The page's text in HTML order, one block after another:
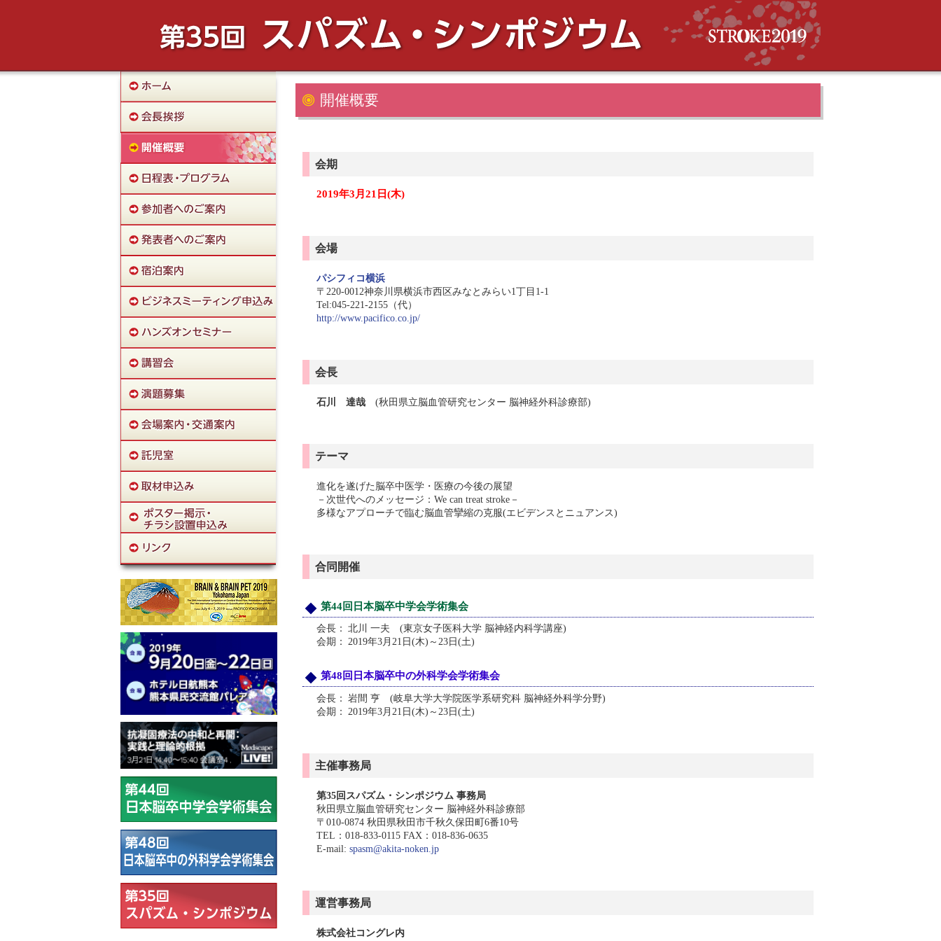
開催概要
会期
2019年3月21日(木)
会場
パシフィコ横浜
〒220-0012神奈川県横浜市西区みなとみらい1丁目1-1
Tel:045-221-2155（代）
http://www.pacifico.co.jp/
会長
石川 達哉 (秋田県立脳血管研究センター 脳神経外科診療部)
テーマ
進化を遂げた脳卒中医学・医療の今後の展望
－次世代へのメッセージ：We can treat stroke－
多様なアプローチで臨む脳血管攣縮の克服(エビデンスとニュアンス)
合同開催
第44回日本脳卒中学会学術集会
会長： 北川 一夫 (東京女子医科大学 脳神経内科学講座)
会期： 2019年3月21日(木)～23日(土)
第48回日本脳卒中の外科学会学術集会
会長： 岩間 亨 (岐阜大学大学院医学系研究科 脳神経外科学分野)
会期：
2019年3月21日(木)～23日(土)
主催事務局
第35回スパズム・シンポジウム 事務局
秋田県立脳血管研究センター 脳神経外科診療部
〒010-0874 秋田県秋田市千秋久保田町6番10号
TEL：018-833-0115 FAX：018-836-0635
E-mail: spasm@akita-noken.jp
運営事務局
株式会社コングレ内